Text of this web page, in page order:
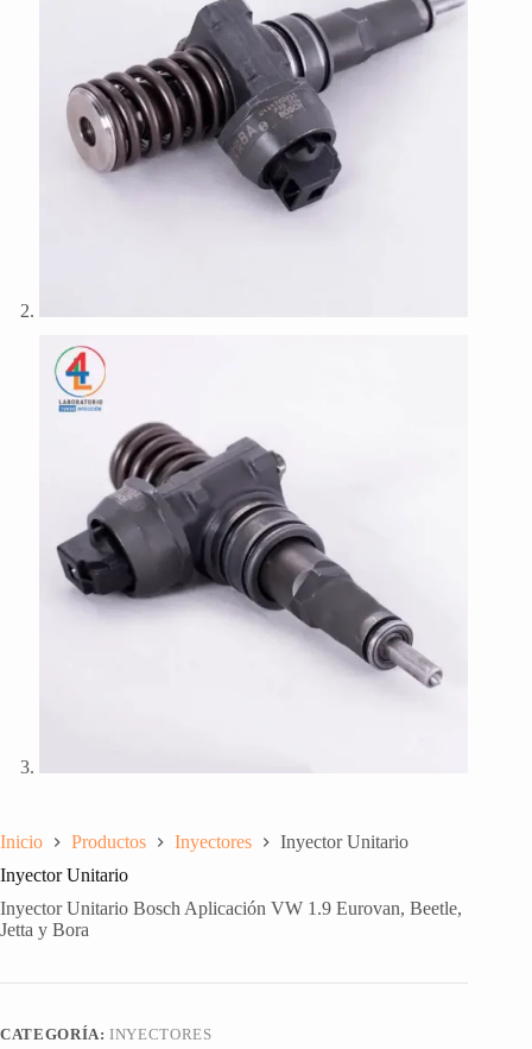
Inicio Productos Inyectores
Inyector Unitario
Inyector Unitario
Inyector Unitario Bosch Aplicación VW 1.9 Eurovan, Beetle,
Jetta y Bora
CATEGORÍA:INYECTORES